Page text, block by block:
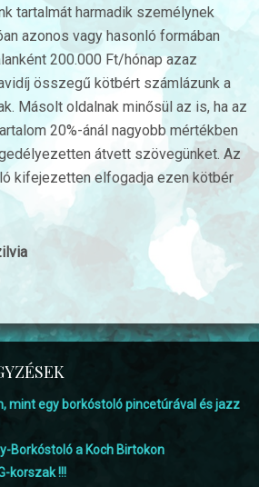
tartalmát harmadik személynek
azonos vagy hasonló formában
200.000 Ft/hónap azaz
összegű kötbért számlázunk a
Másolt oldalnak minősül az is, ha az
20%-ánál nagyobb mértékben
átvett szövegünket. Az
kifejezetten elfogadja ezen kötbér
mint egy borkóstoló pincetúrával és jazz
Borkóstoló a Koch Birtokon
korszak !!!